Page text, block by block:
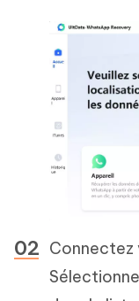
Connectez